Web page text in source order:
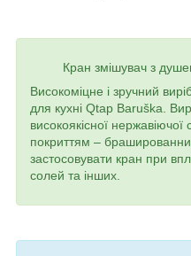
Кран змішувач з
Високоміцне і зручний
для кухні Qtap Baruška.
високоякісної нержавіючої
покриттям –
застосовувати кран при
солей та інших.